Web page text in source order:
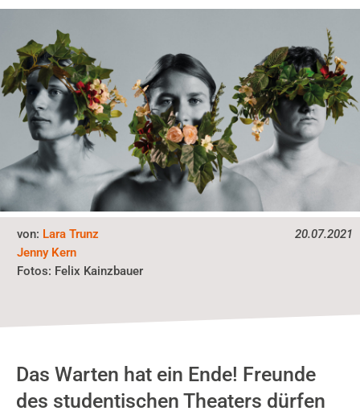
20.07.2021
von: Lara Trunz
Jenny Kern
Fotos: Felix Kainzbauer
Das Warten hat ein Ende! Freunde
des studentischen Theaters dürfen